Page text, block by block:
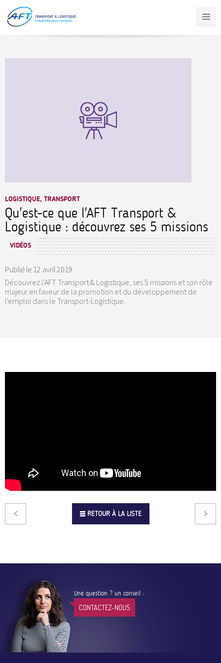
contenu
principal
LOGISTIQUE, TRANSPORT
Qu'est-ce que l'AFT Transport &
Logistique : découvrez ses 5 missions
VIDÉOS
Publié le 12 avril 2019
Découvrez l'AFT Transport & Logistique, ses 5 missions et son rôle
majeur en faveur de la promotion et du développement de
l'emploi dans le Transport-Logistique.
RETOUR À LA LISTE
Une question ? un conseil :
CONTACTEZ-NOUS